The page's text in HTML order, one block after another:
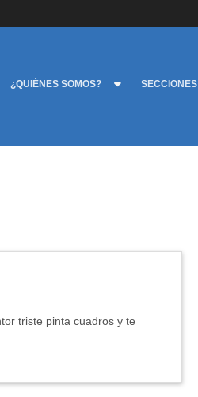
¿QUIÉNES SOMOS? SECCIONES
triste pinta cuadros y te